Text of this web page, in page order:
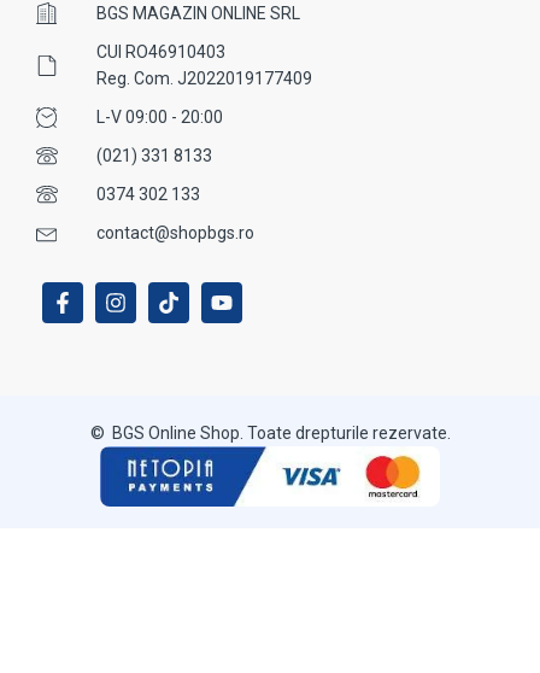
BGS MAGAZIN ONLINE SRL
CUI RO46910403
Reg. Com. J2022019177409
L-V 09:00 - 20:00
(021) 331 8133
0374 302 133
contact@shopbgs.ro
© BGS Online Shop. Toate drepturile rezervate.